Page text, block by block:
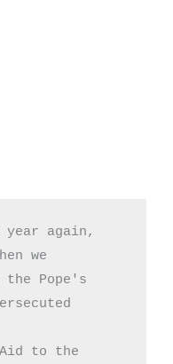
again,
we
Pope's
to the